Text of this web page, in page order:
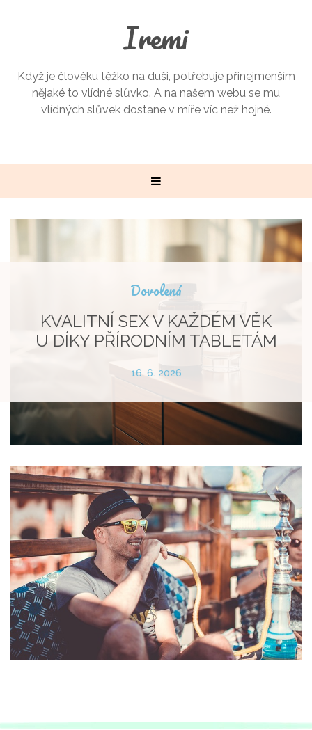
Iremi
Když je člověku těžko na duši, potřebuje přinejmenším
nějaké to vlídné slůvko. A na našem webu se mu
vlídných slůvek dostane v míře víc než hojné.
Dovolená
KVALITNÍ SEX V KAŽDÉM VĚK
U DÍKY PŘÍRODNÍM TABLETÁM
16. 6. 2026
26. 4. 2026